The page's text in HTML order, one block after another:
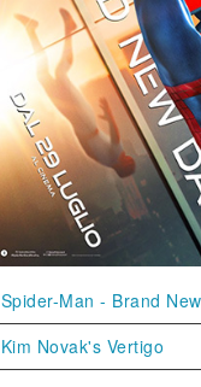
Spider-Man - Brand
Kim Novak's Vertigo